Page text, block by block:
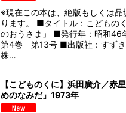
※現在この本は、絶版もしくは品
ります。 ■タイトル：こどもの
のおうさま」 ■発行年：昭和46
第4巻 第13号 ■出版社：すずき
株…
【こどものくに】浜田廣介／赤
めのなみだ」1973年